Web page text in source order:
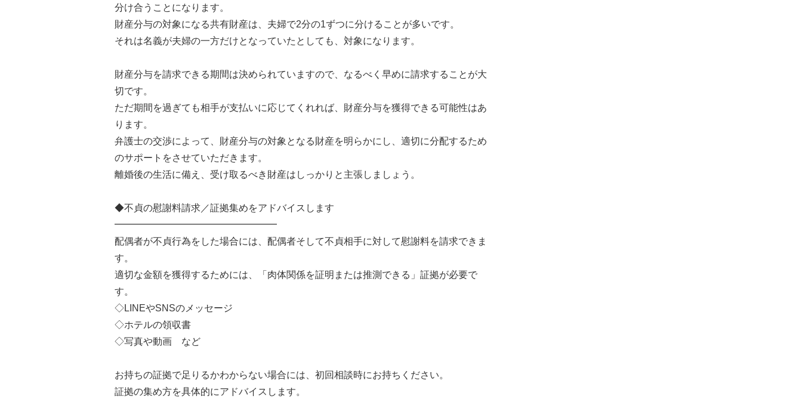
分け合うことになります。
財産分与の対象になる共有財産は、夫婦で2分の1ずつに分けることが多いです。
それは名義が夫婦の一方だけとなっていたとしても、対象になります。
財産分与を請求できる期間は決められていますので、なるべく早めに請求することが大
切です。
ただ期間を過ぎても相手が支払いに応じてくれれば、財産分与を獲得できる可能性はあ
ります。
弁護士の交渉によって、財産分与の対象となる財産を明らかにし、適切に分配するため
のサポートをさせていただきます。
離婚後の生活に備え、受け取るべき財産はしっかりと主張しましょう。
◆不貞の慰謝料請求／証拠集めをアドバイスします
━━━━━━━━━━━━━━━━━
配偶者が不貞行為をした場合には、配偶者そして不貞相手に対して慰謝料を請求できま
す。
適切な金額を獲得するためには、「肉体関係を証明または推測できる」証拠が必要で
す。
◇LINEやSNSのメッセージ
◇ホテルの領収書
◇写真や動画 など
お持ちの証拠で足りるかわからない場合には、初回相談時にお持ちください。
証拠の集め方を具体的にアドバイスします。